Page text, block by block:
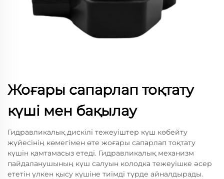
Жоғары сапарлап тоқтату
күші мен бақылау
Гидравликалық дискілі тежеуіштер күш көбейту
жүйесінің көмегімен өте жоғары сапарлап тоқтату
күшін қамтамасыз етеді. Гидравликалық механизм
пайдаланушының күш салуын колодка тежеуішке әсер
ететін үлкен қысу күшіне тиімді түрде айналдырады.